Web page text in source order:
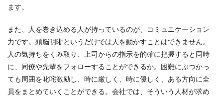
ます。
また、人を巻き込める人が持っているのが、コミュニケーション
力です。頭脳明晰というだけでは人を動かすことはできません。
人の気持ちをくみ取り、上司からの指示を的確に把握すると同時
に、同僚や先輩をフォローすることができるか。困難にぶつかっ
ても周囲を叱咤激励し、時に厳しく、時に優しく、ある方向に全
員をまとめていくことができる。会社では、そういう人材が求め